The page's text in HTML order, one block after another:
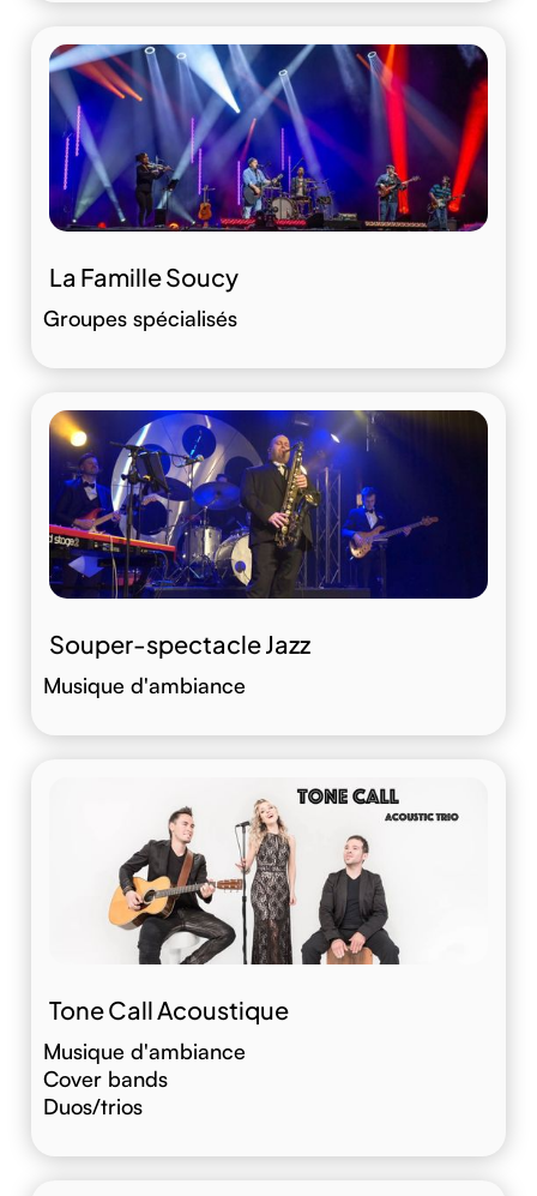
La Famille Soucy
Groupes spécialisés
Souper-spectacle Jazz
Musique d'ambiance
Tone Call Acoustique
Musique d'ambiance
Cover bands
Duos/trios